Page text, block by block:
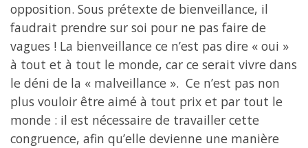
opposition. Sous prétexte de bienveillance, il
faudrait prendre sur soi pour ne pas faire de
vagues ! La bienveillance ce n’est pas dire « oui »
à tout et à tout le monde, car ce serait vivre dans
le déni de la « malveillance ». Ce n’est pas non
plus vouloir être aimé à tout prix et par tout le
monde : il est nécessaire de travailler cette
congruence, afin qu’elle devienne une manière